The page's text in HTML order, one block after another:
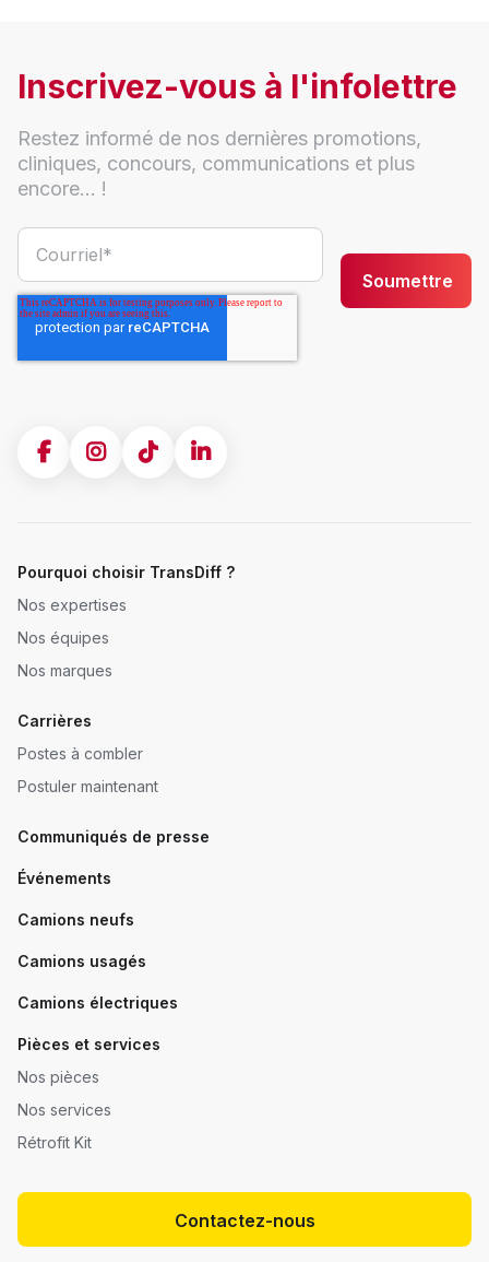
Inscrivez-vous à l'infolettre
Restez informé de nos dernières promotions,
cliniques, concours, communications et plus
encore... !
Pourquoi choisir TransDiff ?
Nos expertises
Nos équipes
Nos marques
Carrières
Postes à combler
Postuler maintenant
Communiqués de presse
Événements
Camions neufs
Camions usagés
Camions électriques
Pièces et services
Nos pièces
Nos services
Rétrofit Kit
Contactez-nous